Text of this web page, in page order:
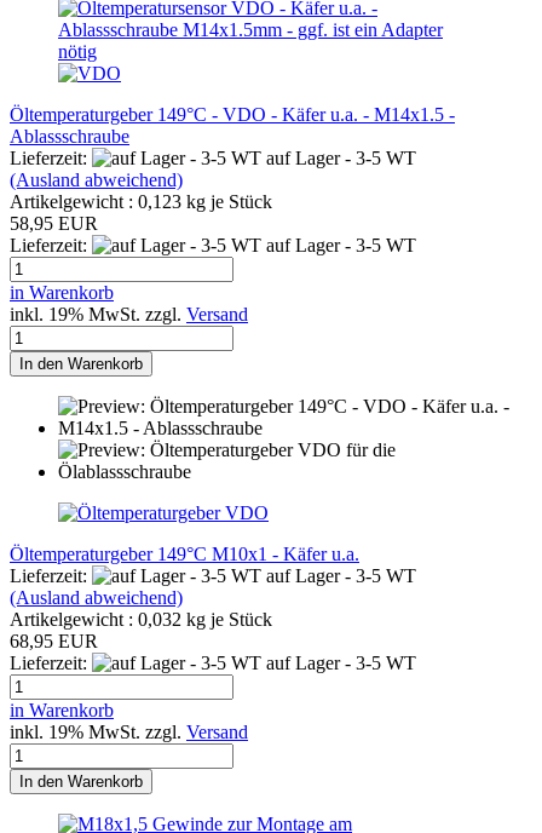
Öltemperaturgeber 149°C - VDO - Käfer u.a. - M14x1.5 -
Ablassschraube
Lieferzeit:
auf Lager - 3-5 WT
(Ausland abweichend)
Artikelgewicht : 0,123 kg je Stück
58,95 EUR
Lieferzeit:
auf Lager - 3-5 WT
in Warenkorb
inkl. 19% MwSt. zzgl. Versand
In den Warenkorb
Öltemperaturgeber 149°C M10x1 - Käfer u.a.
Lieferzeit:
auf Lager - 3-5 WT
(Ausland abweichend)
Artikelgewicht : 0,032 kg je Stück
68,95 EUR
Lieferzeit:
auf Lager - 3-5 WT
in Warenkorb
inkl. 19% MwSt. zzgl. Versand
In den Warenkorb